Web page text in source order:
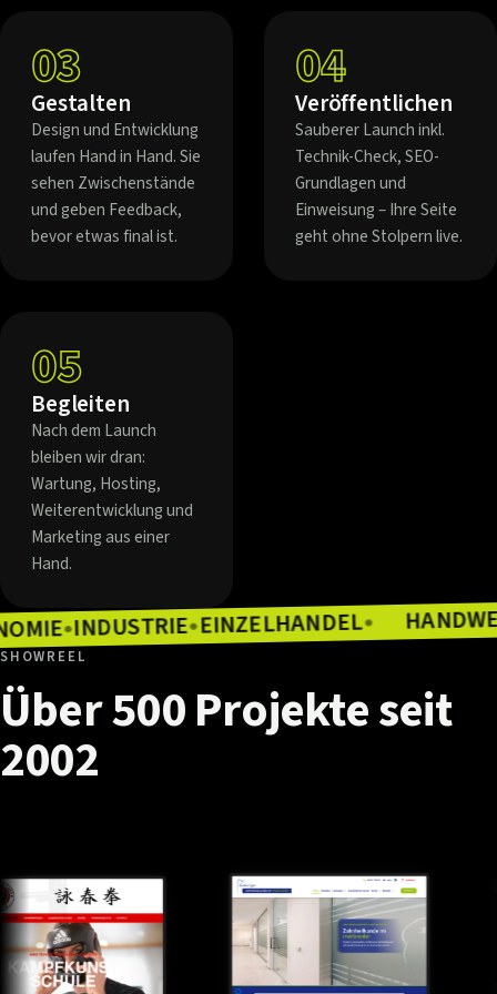
03
Gestalten
Design und Entwicklung
laufen Hand in Hand. Sie
sehen Zwischenstände
und geben Feedback,
bevor etwas final ist.
04
Veröffentlichen
Sauberer Launch inkl.
Technik-Check, SEO-
Grundlagen und
Einweisung – Ihre Seite
geht ohne Stolpern live.
05
Begleiten
Nach dem Launch
bleiben wir dran:
Wartung, Hosting,
Weiterentwicklung und
Marketing aus einer
Hand.
●INDUSTRIE●EINZELHANDEL●
SHOWREEL
Über500Projekteseit
2002